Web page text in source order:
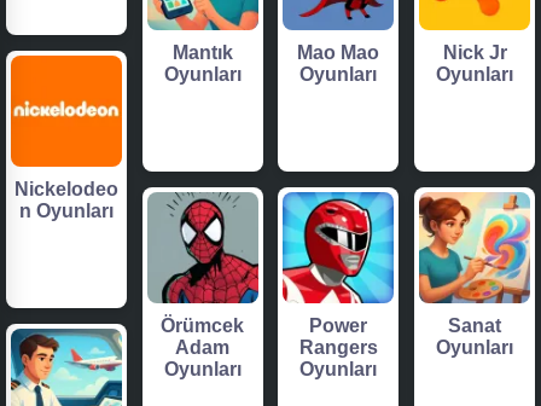
Mantık
Oyunları
Mao Mao
Oyunları
Nick Jr
Oyunları
Nickelodeo
n Oyunları
Örümcek
Adam
Oyunları
Power
Rangers
Oyunları
Sanat
Oyunları